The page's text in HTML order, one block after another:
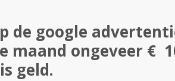
de google
maand ongeveer €
geld.